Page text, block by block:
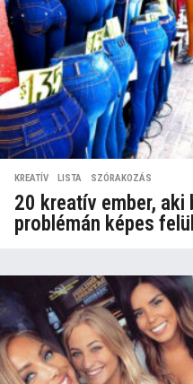
KREATÍV ,LISTA ,SZÓRAKOZÁS
20 kreatív ember,
problémán képes